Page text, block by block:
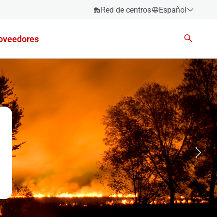
Red de centros
Español
Euskara
Valencià
English